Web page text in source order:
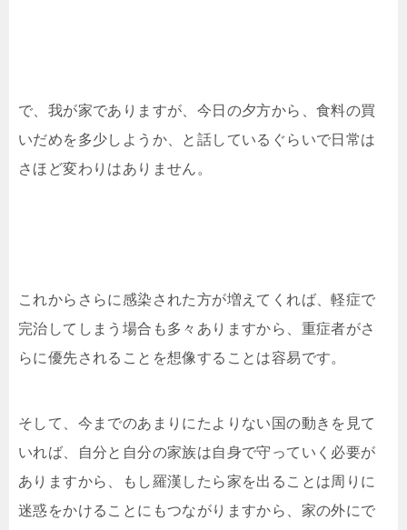
で、我が家でありますが、今日の夕方から、食料の買
いだめを多少しようか、と話しているぐらいで日常は
さほど変わりはありません。
これからさらに感染された方が増えてくれば、軽症で
完治してしまう場合も多々ありますから、重症者がさ
らに優先されることを想像することは容易です。
そして、今までのあまりにたよりない国の動きを見て
いれば、自分と自分の家族は自身で守っていく必要が
ありますから、もし羅漢したら家を出ることは周りに
迷惑をかけることにもつながりますから、家の外にで